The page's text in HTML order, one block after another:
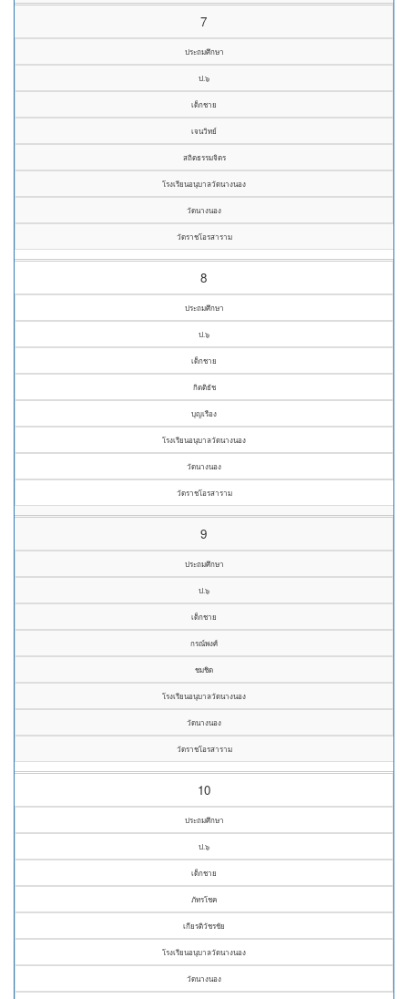
7
ประถมศึกษา
ป.๖
เด็กชาย
เจนวิทย์
สถิตธรรมจิตร
โรงเรียนอนุบาลวัดนางนอง
วัดนางนอง
วัดราชโอรสาราม
8
ประถมศึกษา
ป.๖
เด็กชาย
กิตติธัช
บุญเรือง
โรงเรียนอนุบาลวัดนางนอง
วัดนางนอง
วัดราชโอรสาราม
9
ประถมศึกษา
ป.๖
เด็กชาย
กรณ์พงศ์
ชมชิด
โรงเรียนอนุบาลวัดนางนอง
วัดนางนอง
วัดราชโอรสาราม
10
ประถมศึกษา
ป.๖
เด็กชาย
ภัทรโชค
เกียรติวัชรชัย
โรงเรียนอนุบาลวัดนางนอง
วัดนางนอง